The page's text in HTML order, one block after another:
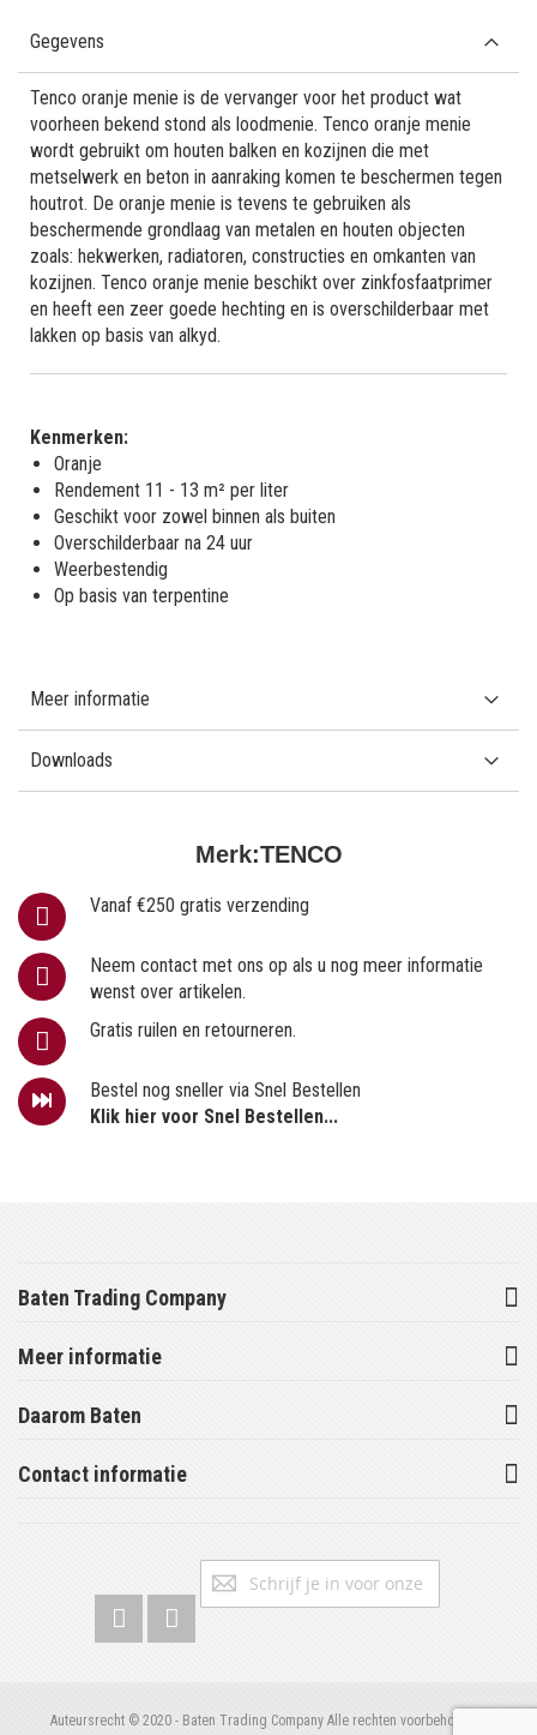
Merk:TENCO
Vanaf €250 gratis verzending
Neem contact met ons op als u nog meer informatie
wenst over artikelen.
Gratis ruilen en retourneren.
Bestel nog sneller via Snel Bestellen
Klik hier voor Snel Bestellen...
Gegevens
Tenco oranje menie is de vervanger voor het product wat
voorheen bekend stond als loodmenie. Tenco oranje menie
wordt gebruikt om houten balken en kozijnen die met
metselwerk en beton in aanraking komen te beschermen tegen
houtrot. De oranje menie is tevens te gebruiken als
beschermende grondlaag van metalen en houten objecten
zoals: hekwerken, radiatoren, constructies en omkanten van
kozijnen. Tenco oranje menie beschikt over zinkfosfaatprimer
en heeft een zeer goede hechting en is overschilderbaar met
lakken op basis van alkyd.
Kenmerken:
Oranje
Rendement 11 - 13 m² per liter
Geschikt voor zowel binnen als buiten
Overschilderbaar na 24 uur
Weerbestendig
Op basis van terpentine
Meer informatie
Downloads
Baten Trading Company
Meer informatie
Daarom Baten
Contact informatie
Abonneer
Auteursrecht © 2020 - Baten Trading Company Alle rechten voorbehouden.